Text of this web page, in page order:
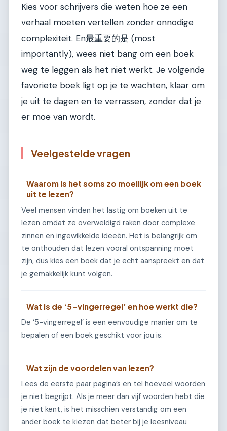
Kies voor schrijvers die weten hoe ze een
verhaal moeten vertellen zonder onnodige
complexiteit. En最重要的是 (most
importantly), wees niet bang om een boek
weg te leggen als het niet werkt. Je volgende
favoriete boek ligt op je te wachten, klaar om
je uit te dagen en te verrassen, zonder dat je
er moe van wordt.
Veelgestelde vragen
Waarom is het soms zo moeilijk om een boek
uit te lezen?
Veel mensen vinden het lastig om boeken uit te
lezen omdat ze overweldigd raken door complexe
zinnen en ingewikkelde ideeën. Het is belangrijk om
te onthouden dat lezen vooral ontspanning moet
zijn, dus kies een boek dat je echt aanspreekt en dat
je gemakkelijk kunt volgen.
Wat is de ‘5-vingerregel’ en hoe werkt die?
De ‘5-vingerregel’ is een eenvoudige manier om te
bepalen of een boek geschikt voor jou is.
Wat zijn de voordelen van lezen?
Lees de eerste paar pagina’s en tel hoeveel woorden
je niet begrijpt. Als je meer dan vijf woorden hebt die
je niet kent, is het misschien verstandig om een
ander boek te kiezen dat beter bij je leesniveau